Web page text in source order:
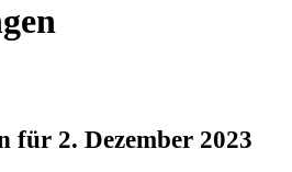
für 2. Dezember 2023